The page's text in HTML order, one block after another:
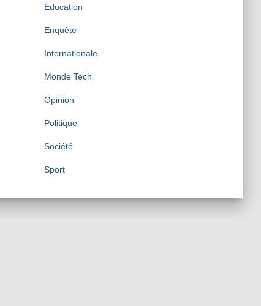
Éducation
Enquête
Internationale
Monde Tech
Opinion
Politique
Société
Sport